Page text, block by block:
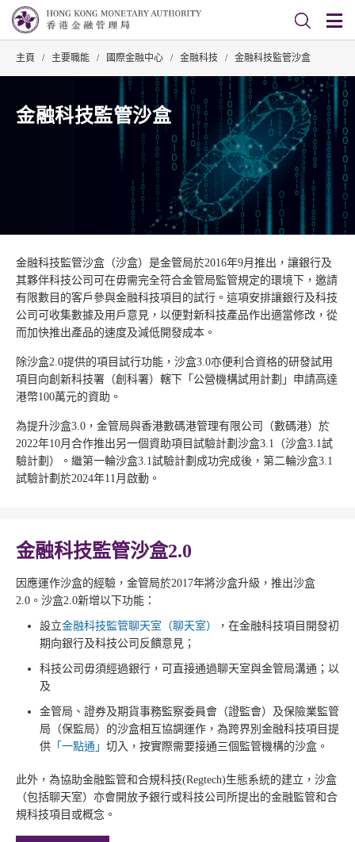
主頁 / 主要職能 / 國際金融中心 / 金融科技 / 金融科技監管沙盒
金融科技監管沙盒
金融科技監管沙盒（沙盒）是金管局於2016年9月推出，讓銀行及
其夥伴科技公司可在毋需完全符合金管局監管規定的環境下，邀請
有限數目的客戶參與金融科技項目的試行。這項安排讓銀行及科技
公司可收集數據及用戶意見，以便對新科技產品作出適當修改，從
而加快推出產品的速度及減低開發成本。
除沙盒2.0提供的項目試行功能，沙盒3.0亦便利合資格的研發試用
項目向創新科技署（創科署）轄下「公營機構試用計劃」申請高達
港幣100萬元的資助。
為提升沙盒3.0，金管局與香港數碼港管理有限公司（數碼港）於
2022年10月合作推出另一個資助項目試驗計劃沙盒3.1（沙盒3.1試
驗計劃）。繼第一輪沙盒3.1試驗計劃成功完成後，第二輪沙盒3.1
試驗計劃於2024年11月啟動。
金融科技監管沙盒2.0
因應運作沙盒的經驗，金管局於2017年將沙盒升級，推出沙盒
2.0。沙盒2.0新增以下功能：
設立金融科技監管聊天室（聊天室）
，在金融科技項目開發初
期向銀行及科技公司反饋意見；
科技公司毋須經過銀行，可直接通過聊天室與金管局溝通；以
及
金管局、證券及期貨事務監察委員會（證監會）及保險業監管
局（保監局）的沙盒相互協調運作，為跨界別金融科技項目提
供 「一點通」 切入，按實際需要接通三個監管機構的沙盒。
此外，為協助金融監管和合規科技(Regtech)生態系統的建立，沙盒
（包括聊天室）亦會開放予銀行或科技公司所提出的金融監管和合
規科技項目或概念。